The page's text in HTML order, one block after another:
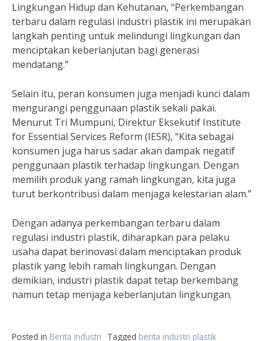
Lingkungan Hidup dan Kehutanan, “Perkembangan
terbaru dalam regulasi industri plastik ini merupakan
langkah penting untuk melindungi lingkungan dan
menciptakan keberlanjutan bagi generasi
mendatang.”
Selain itu, peran konsumen juga menjadi kunci dalam
mengurangi penggunaan plastik sekali pakai.
Menurut Tri Mumpuni, Direktur Eksekutif Institute
for Essential Services Reform (IESR), “Kita sebagai
konsumen juga harus sadar akan dampak negatif
penggunaan plastik terhadap lingkungan. Dengan
memilih produk yang ramah lingkungan, kita juga
turut berkontribusi dalam menjaga kelestarian alam.”
Dengan adanya perkembangan terbaru dalam
regulasi industri plastik, diharapkan para pelaku
usaha dapat berinovasi dalam menciptakan produk
plastik yang lebih ramah lingkungan. Dengan
demikian, industri plastik dapat tetap berkembang
namun tetap menjaga keberlanjutan lingkungan.
Posted in Berita Industri Tagged berita industri plastik